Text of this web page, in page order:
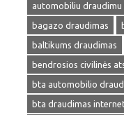
automobiliu draudimu
bagazo draudimas
baltikums draudimas
bendrosios civilinės
bta automobilio
bta draudimas